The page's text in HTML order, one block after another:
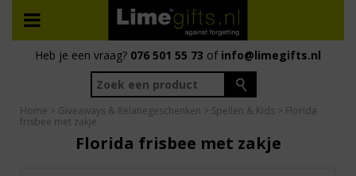
Heb je een vraag? 076 501 55 73 of info@limegifts.nl
Home > Giveaways & Relatiegeschenken > Spellen & Kids > Florida
frisbee met zakje
Florida frisbee met zakje